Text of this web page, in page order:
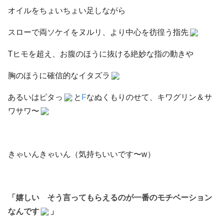
オイルをちょいちょい足しながら
スローで両ソケイをヌルリ、より中心を彷徨う指先
Tヒモを超え、お腹のほうに抜ける絶妙な指の動きや
胸のほうに確信的なイタズラ
あるいはピタっ と Fなぬくもりのせて、キワグリン＆サ
ワサワ〜
きゃいんきゃいん（気持ちいいです〜w）
「嬉しい そう言ってもらえるのが一番のモチベーション
なんです
」